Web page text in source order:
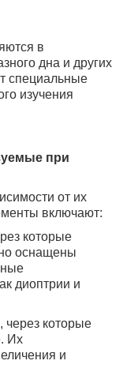
в
дна и других
специальные
изучения
при
от их
включают:
которые
оснащены
диоптрии и
через которые
Их
и